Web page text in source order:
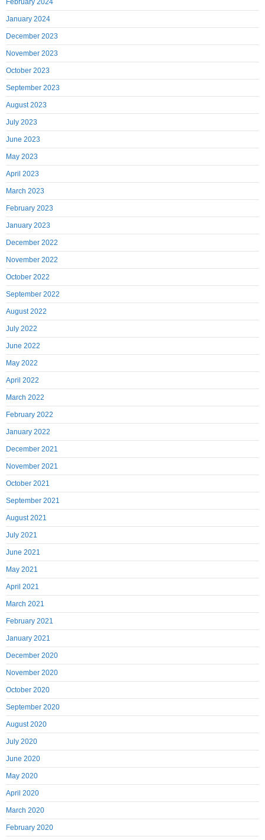
February 2024
January 2024
December 2023
November 2023
October 2023
September 2023
August 2023
July 2023
June 2023
May 2023
April 2023
March 2023
February 2023
January 2023
December 2022
November 2022
October 2022
September 2022
August 2022
July 2022
June 2022
May 2022
April 2022
March 2022
February 2022
January 2022
December 2021
November 2021
October 2021
September 2021
August 2021
July 2021
June 2021
May 2021
April 2021
March 2021
February 2021
January 2021
December 2020
November 2020
October 2020
September 2020
August 2020
July 2020
June 2020
May 2020
April 2020
March 2020
February 2020